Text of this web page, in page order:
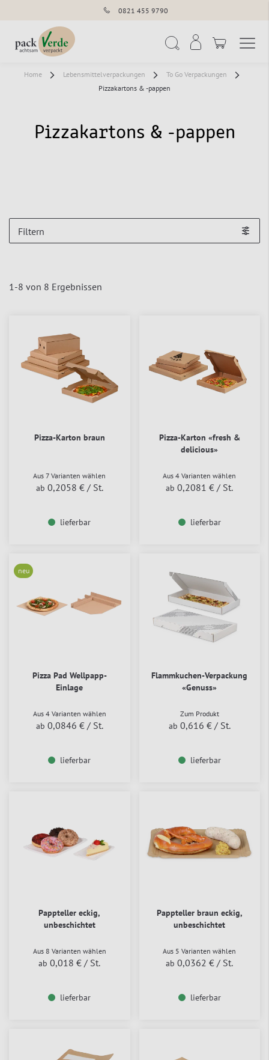
0821 455 9790
Home Lebensmittelverpackungen
To Go Verpackungen
Pizzakartons & -pappen
Pizzakartons & -pappen
1-8 von 8 Ergebnissen
Pizza-Karton braun
Aus 7 Varianten wählen
ab 0,2058 € / St.
lieferbar
Pizza-Karton «fresh &
delicious»
Aus 4 Varianten wählen
ab 0,2081 € / St.
lieferbar
neu
Pizza Pad Wellpapp-
Einlage
Aus 4 Varianten wählen
ab 0,0846 € / St.
lieferbar
Flammkuchen-Verpackung
«Genuss»
Zum Produkt
ab 0,616 € / St.
lieferbar
Pappteller eckig,
unbeschichtet
Aus 8 Varianten wählen
ab 0,018 € / St.
lieferbar
Pappteller braun eckig,
unbeschichtet
Aus 5 Varianten wählen
ab 0,0362 € / St.
lieferbar
Filtern